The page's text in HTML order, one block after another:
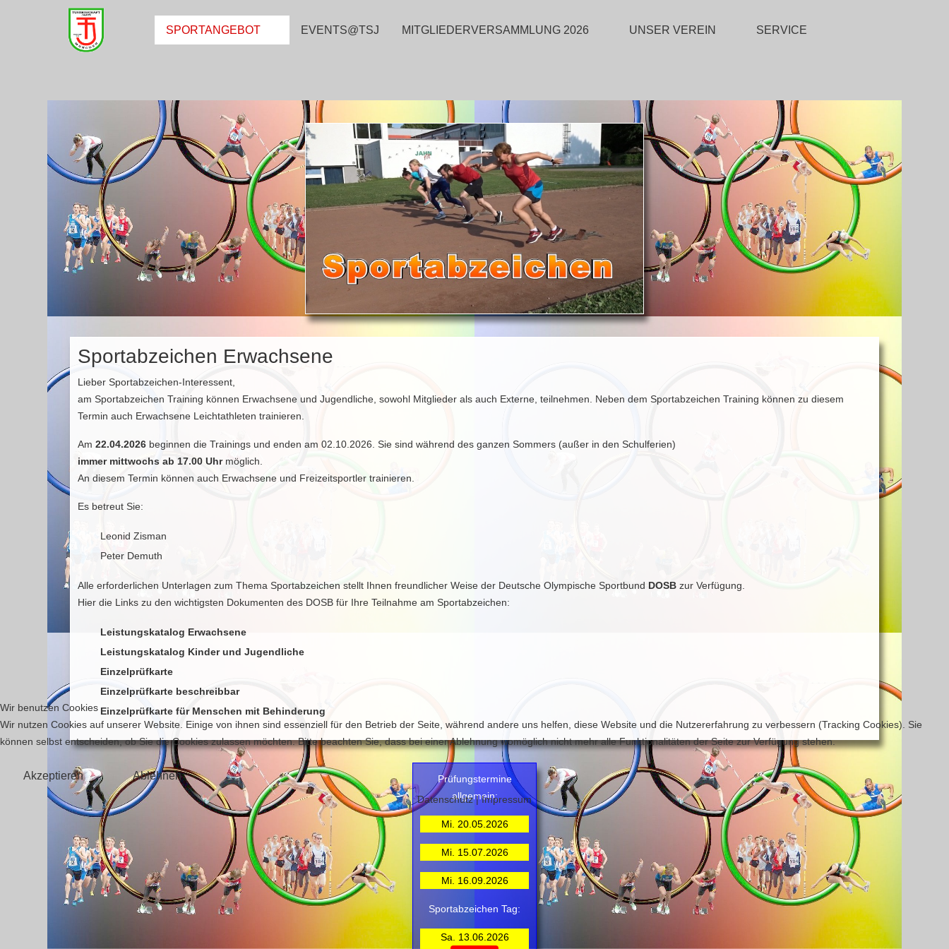
SPORTANGEBOT EVENTS@TSJ MITGLIEDERVERSAMMLUNG 2026 UNSER VEREIN SERVICE
Sportabzeichen Erwachsene
Lieber Sportabzeichen-Interessent,
am Sportabzeichen Training können Erwachsene und Jugendliche, sowohl Mitglieder als auch Externe, teilnehmen. Neben dem Sportabzeichen Training können zu diesem
Termin auch Erwachsene Leichtathleten trainieren.
Am22.04.2026 beginnen die Trainings und enden am 02.10.2026. Sie sind während des ganzen Sommers (außer in den Schulferien)
immer mittwochs ab 17.00 Uhrmöglich.
An diesem Termin können auch Erwachsene und Freizeitsportler trainieren.
Es betreut Sie:
Leonid Zisman
Peter Demuth
Alle erforderlichen Unterlagen zum Thema Sportabzeichen stellt Ihnen freundlicher Weise der Deutsche Olympische Sportbund DOSB zur Verfügung.
Hier die Links zu den wichtigsten Dokumenten des DOSB für Ihre Teilnahme am Sportabzeichen:
Leistungskatalog Erwachsene
Leistungskatalog Kinder und Jugendliche
Einzelprüfkarte
Einzelprüfkarte beschreibbar
Einzelprüfkarte für Menschen mit Behinderung
Prüfungstermine
allgemein:
Mi. 20.05.2026
Mi. 15.07.2026
Mi. 16.09.2026
Sportabzeichen Tag:
Sa. 13.06.2026
Wir benutzen Cookies
Wir nutzen Cookies auf unserer Website. Einige von ihnen sind essenziell für den Betrieb der Seite, während andere uns helfen, diese Website und die Nutzererfahrung zu verbessern (Tracking Cookies). Sie
können selbst entscheiden, ob Sie die Cookies zulassen möchten. Bitte beachten Sie, dass bei einer Ablehnung womöglich nicht mehr alle Funktionalitäten der Seite zur Verfügung stehen.
Akzeptieren Ablehnen
Datenschutz|Impressum